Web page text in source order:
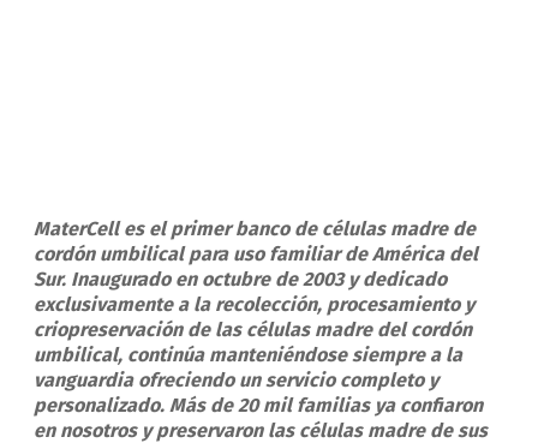
MaterCell es el primer banco de células madre de
cordón umbilical para uso familiar de América del
Sur. Inaugurado en octubre de 2003 y dedicado
exclusivamente a la recolección, procesamiento y
criopreservación de las células madre del cordón
umbilical, continúa manteniéndose siempre a la
vanguardia ofreciendo un servicio completo y
personalizado. Más de 20 mil familias ya confiaron
en nosotros y preservaron las células madre de sus